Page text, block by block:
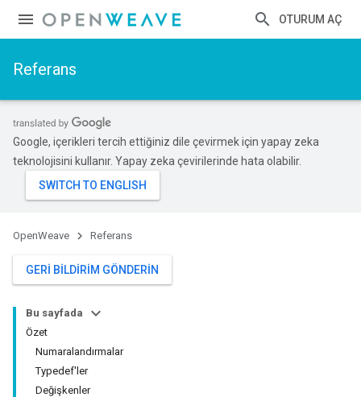
OTURUM AÇ
Referans
Google, içerikleri tercih ettiğiniz dile çevirmek için yapay zeka
teknolojisini kullanır. Yapay zeka çevirilerinde hata olabilir.
OpenWeave Referans
GERI BILDIRIM GÖNDERIN
Bu sayfada
Özet
Numaralandırmalar
Typedef'ler
Değişkenler